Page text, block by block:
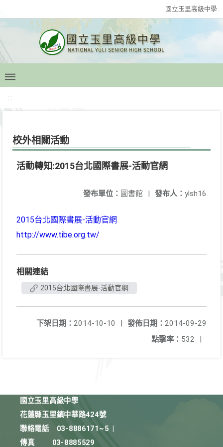
國立玉里高級中學
:::
校外相關活動
活動轉知:2015台北國際書展-活動官網
發布人： ylsh16
發布單位： 圖書館 |
2015台北國際書展-活動官網
http://www.tibe.org.tw/
相關連結
2015台北國際書展-活動官網
發佈日期： 2014-09-29
下架日期： 2014-10-10
|
點擊率： 532 |
國立玉里高級中學
花蓮縣玉里鎮中華路424號
聯絡電話
03-8886171~5
傳真
03-8885529